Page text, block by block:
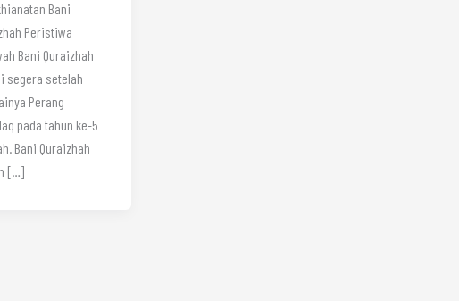
Bani
Peristiwa
Bani Quraizhah
segera setelah
Perang
pada tahun ke-5
Bani Quraizhah
[…]